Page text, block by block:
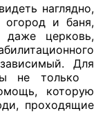
наглядно,
огород и баня,
даже церковь,
Для
не только
которую
проходящие